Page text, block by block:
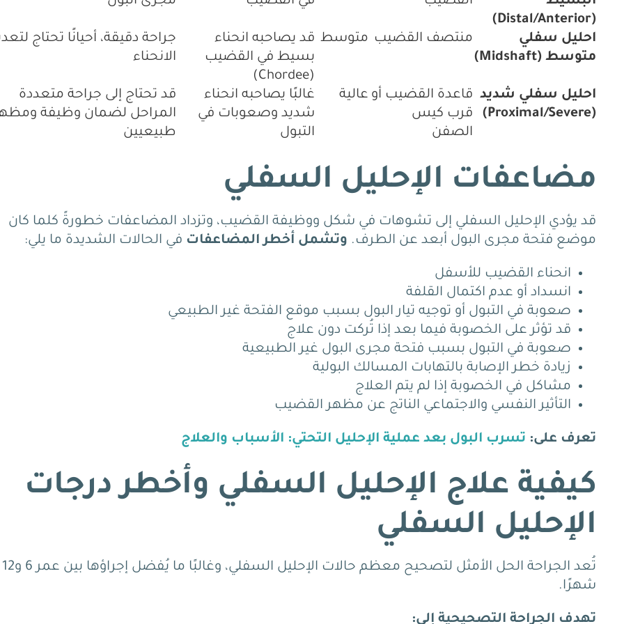
(Distal/Anterior)
احليل سفلي
متوسط (Midshaft)
منتصف القضيب متوسط قد يصاحبه انحناء
بسيط في القضيب
(Chordee)
جراحة دقيقة، أحيانًا تحتاج
الانحناء
احليل سفلي شديد
(Proximal/Severe)
قاعدة القضيب أو
قرب كيس
الصفن
عالية
غالبًا يصاحبه انحناء
شديد وصعوبات في
التبول
قد تحتاج إلى جراحة متعددة
المراحل لضمان وظيفة
طبيعيين
مضاعفات الإحليل السفلي
قد يؤدي الإحليل السفلي إلى تشوهات في شكل ووظيفة القضيب، وتزداد المضاعفات خطورةً كلما كان
موضع فتحة مجرى البول أبعد عن الطرف. وتشمل أخطر المضاعفات في الحالات الشديدة ما يلي:
انحناء القضيب للأسفل
انسداد أو عدم اكتمال القلفة
صعوبة في التبول أو توجيه تيار البول بسبب موقع الفتحة غير الطبيعي
قد تؤثر على الخصوبة فيما بعد إذا تُركت دون علاج
صعوبة في التبول بسبب فتحة مجرى البول غير الطبيعية
زيادة خطر الإصابة بالتهابات المسالك البولية
مشاكل في الخصوبة إذا لم يتم العلاج
التأثير النفسي والاجتماعي الناتج عن مظهر القضيب
تعرف على: تسرب البول بعد عملية الإحليل التحتي: الأسباب والعلاج
كيفية علاج الإحليل السفلي وأخطر درجات
الإحليل السفلي
تُعد الجراحة الحل الأمثل لتصحيح معظم حالات الإحليل السفلي، وغالبًا ما يُفضل إجراؤها بين عمر 6 و12
شهرًا.
تهدف الجراحة التصحيحية إلى: